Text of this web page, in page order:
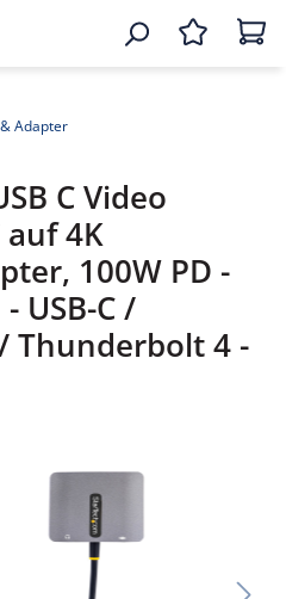
Adapter
C Video
auf 4K
100W PD -
USB-C /
Thunderbolt 4 -